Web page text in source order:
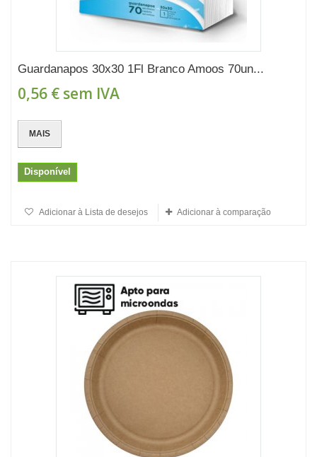
Guardanapos 30x30 1Fl Branco Amoos 70un...
0,56 € sem IVA
MAIS
Disponível
Adicionar à Lista de desejos Adicionar à comparação